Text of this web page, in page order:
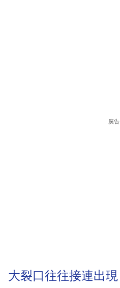
廣告
大裂口往往接連出現